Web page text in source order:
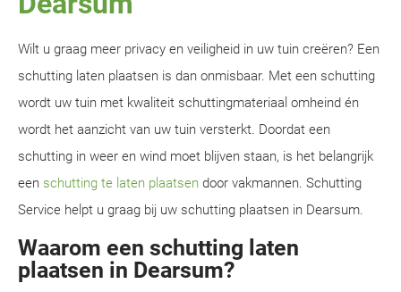
Wilt u graag meer privacy en veiligheid in uw tuin creëren? Een
schutting laten plaatsen is dan onmisbaar. Met een schutting
wordt uw tuin met kwaliteit schuttingmateriaal omheind én
wordt het aanzicht van uw tuin versterkt. Doordat een
schutting in weer en wind moet blijven staan, is het belangrijk
een schutting te laten plaatsen door vakmannen. Schutting
Service helpt u graag bij uw schutting plaatsen in Dearsum.
Waarom een schutting laten
plaatsen in Dearsum?